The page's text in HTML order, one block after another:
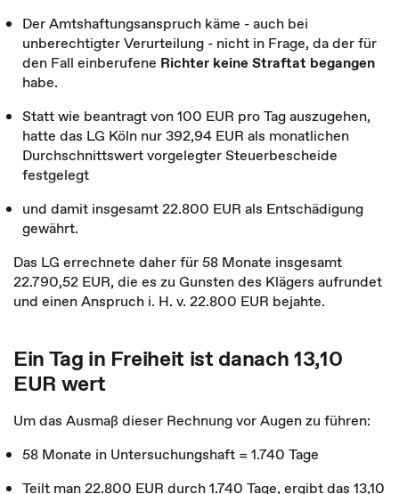
Der Amtshaftungsanspruch käme - auch bei
unberechtigter Verurteilung - nicht in Frage, da der für
den Fall einberufene Richter keine Straftat begangen
habe.
Statt wie beantragt von 100 EUR pro Tag auszugehen,
hatte das LG Köln nur 392,94 EUR als monatlichen
Durchschnittswert vorgelegter Steuerbescheide
festgelegt
und damit insgesamt 22.800 EUR als Entschädigung
gewährt.
Das LG errechnete daher für 58 Monate insgesamt
22.790,52 EUR, die es zu Gunsten des Klägers aufrundet
und einen Anspruch i. H. v. 22.800 EUR bejahte.
Ein Tag in Freiheit ist danach 13,10
EUR wert
Um das Ausmaß dieser Rechnung vor Augen zu führen:
58 Monate in Untersuchungshaft = 1.740 Tage
Teilt man 22.800 EUR durch 1.740 Tage, ergibt das 13,10